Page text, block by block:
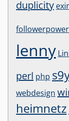
duplicity
followerpower
lenny
perl php
webdesign
heimnetz